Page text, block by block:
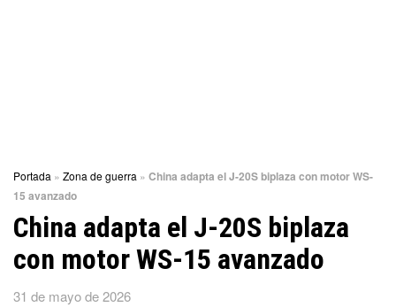
Portada » Zona de guerra » China adapta el J-20S biplaza con motor WS-
15 avanzado
China adapta el J-20S biplaza
con motor WS-15 avanzado
31 de mayo de 2026